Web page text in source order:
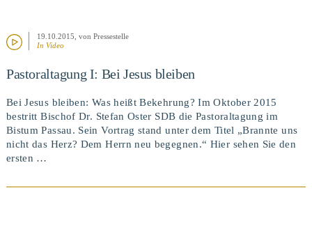
BEITRAG ANSEHEN
19.10.2015 , von Pressestelle
In Video
Pastoraltagung I: Bei Jesus bleiben
Bei Jesus bleiben: Was heißt Bekehrung? Im Oktober 2015
bestritt Bischof Dr. Stefan Oster SDB die Pastoraltagung im
Bistum Passau. Sein Vortrag stand unter dem Titel „Brannte uns
nicht das Herz? Dem Herrn neu begegnen.“ Hier sehen Sie den
ersten …